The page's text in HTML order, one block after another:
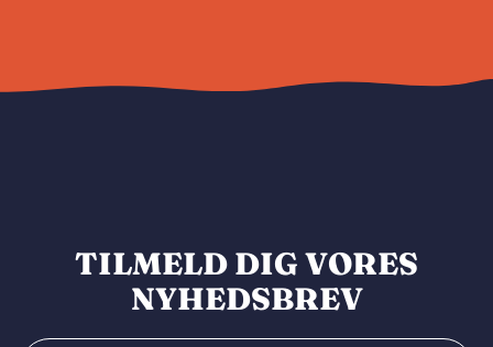
TILMELD DIG VORES
NYHEDSBREV